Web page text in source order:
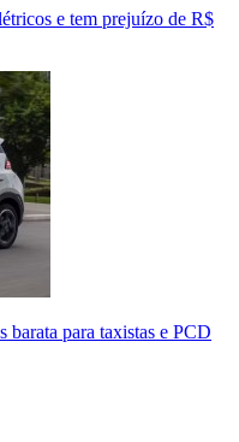
e tem prejuízo de R$
para taxistas e PCD